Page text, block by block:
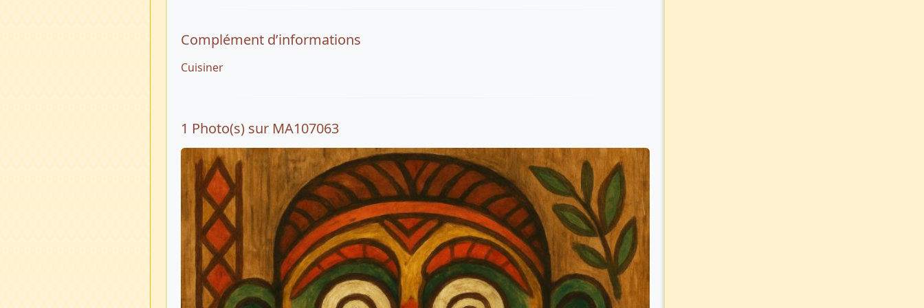
Complément d’informations
Cuisiner
1 Photo(s) sur MA107063